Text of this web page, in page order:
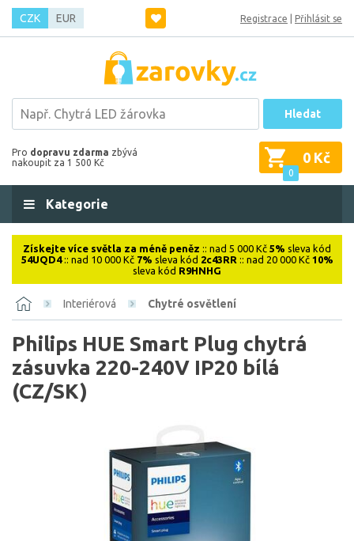
CZK EUR Registrace Přihlásit se
Hledat
Pro dopravu zdarma zbývá
nakoupit za 1 500 Kč
0
0 Kč
Kategorie
Získejte více světla za méně peněz :: nad 5 000 Kč 5% sleva kód
54UQD4:: nad 10 000 Kč 7% sleva kód 2c43RR :: nad 20 000 Kč 10%
sleva kód R9HNHG
Interiérová Chytré osvětlení
Philips HUE Smart Plug chytrá
zásuvka 220-240V IP20 bílá
(CZ/SK)